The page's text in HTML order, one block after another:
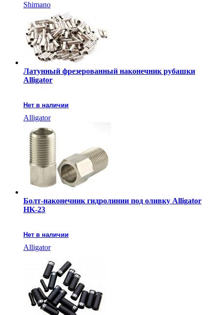
Shimano
Латунный фрезерованный наконечник рубашки
Alligator
Нет в наличии
Alligator
Болт-наконечник гидролинии под оливку Alligator
HK-23
Нет в наличии
Alligator